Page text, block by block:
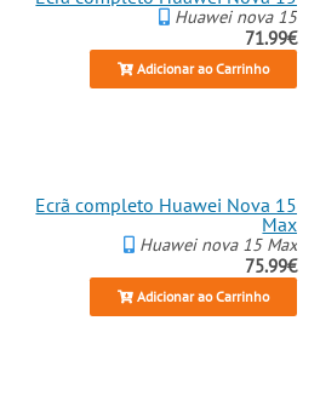
Huawei nova 15
71.99€
Adicionar ao Carrinho
Ecrã completo Huawei Nova 15
Max
Huawei nova 15 Max
75.99€
Adicionar ao Carrinho